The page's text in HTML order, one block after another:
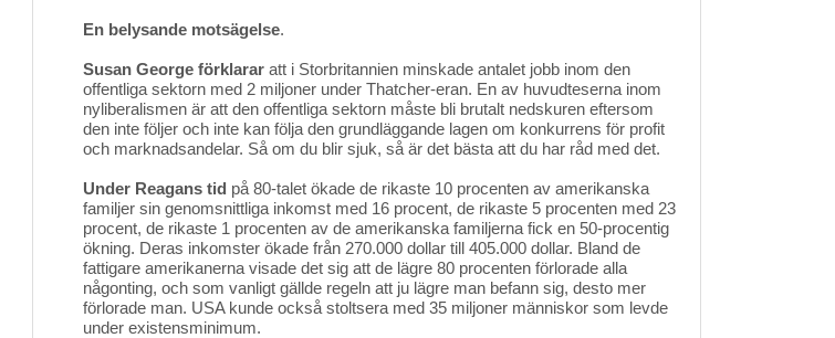
En belysande motsägelse.
Susan George förklarar att i Storbritannien minskade antalet jobb inom den
offentliga sektorn med 2 miljoner under Thatcher-eran. En av huvudteserna inom
nyliberalismen är att den offentliga sektorn måste bli brutalt nedskuren eftersom
den inte följer och inte kan följa den grundläggande lagen om konkurrens för profit
och marknadsandelar. Så om du blir sjuk, så är det bästa att du har råd med det.
Under Reagans tid på 80-talet ökade de rikaste 10 procenten av amerikanska
familjer sin genomsnittliga inkomst med 16 procent, de rikaste 5 procenten med 23
procent, de rikaste 1 procenten av de amerikanska familjerna fick en 50-procentig
ökning. Deras inkomster ökade från 270.000 dollar till 405.000 dollar. Bland de
fattigare amerikanerna visade det sig att de lägre 80 procenten förlorade alla
någonting, och som vanligt gällde regeln att ju lägre man befann sig, desto mer
förlorade man. USA kunde också stoltsera med 35 miljoner människor som levde
under existensminimum.